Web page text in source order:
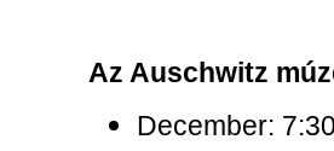
Az Auschwitz
December: